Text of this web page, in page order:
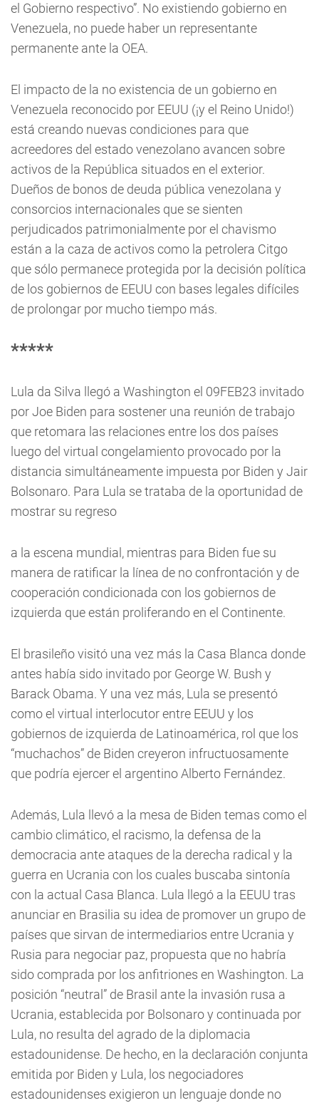
el Gobierno respectivo”. No existiendo gobierno en
Venezuela, no puede haber un representante
permanente ante la OEA.
El impacto de la no existencia de un gobierno en
Venezuela reconocido por EEUU (¡y el Reino Unido!)
está creando nuevas condiciones para que
acreedores del estado venezolano avancen sobre
activos de la República situados en el exterior.
Dueños de bonos de deuda pública venezolana y
consorcios internacionales que se sienten
perjudicados patrimonialmente por el chavismo
están a la caza de activos como la petrolera Citgo
que sólo permanece protegida por la decisión política
de los gobiernos de EEUU con bases legales difíciles
de prolongar por mucho tiempo más.
*****
Lula da Silva llegó a Washington el 09FEB23 invitado
por Joe Biden para sostener una reunión de trabajo
que retomara las relaciones entre los dos países
luego del virtual congelamiento provocado por la
distancia simultáneamente impuesta por Biden y Jair
Bolsonaro. Para Lula se trataba de la oportunidad de
mostrar su regreso
a la escena mundial, mientras para Biden fue su
manera de ratificar la línea de no confrontación y de
cooperación condicionada con los gobiernos de
izquierda que están proliferando en el Continente.
El brasileño visitó una vez más la Casa Blanca donde
antes había sido invitado por George W. Bush y
Barack Obama. Y una vez más, Lula se presentó
como el virtual interlocutor entre EEUU y los
gobiernos de izquierda de Latinoamérica, rol que los
“muchachos” de Biden creyeron infructuosamente
que podría ejercer el argentino Alberto Fernández.
Además, Lula llevó a la mesa de Biden temas como el
cambio climático, el racismo, la defensa de la
democracia ante ataques de la derecha radical y la
guerra en Ucrania con los cuales buscaba sintonía
con la actual Casa Blanca. Lula llegó a la EEUU tras
anunciar en Brasilia su idea de promover un grupo de
países que sirvan de intermediarios entre Ucrania y
Rusia para negociar paz, propuesta que no habría
sido comprada por los anfitriones en Washington. La
posición “neutral” de Brasil ante la invasión rusa a
Ucrania, establecida por Bolsonaro y continuada por
Lula, no resulta del agrado de la diplomacia
estadounidense. De hecho, en la declaración conjunta
emitida por Biden y Lula, los negociadores
estadounidenses exigieron un lenguaje donde no